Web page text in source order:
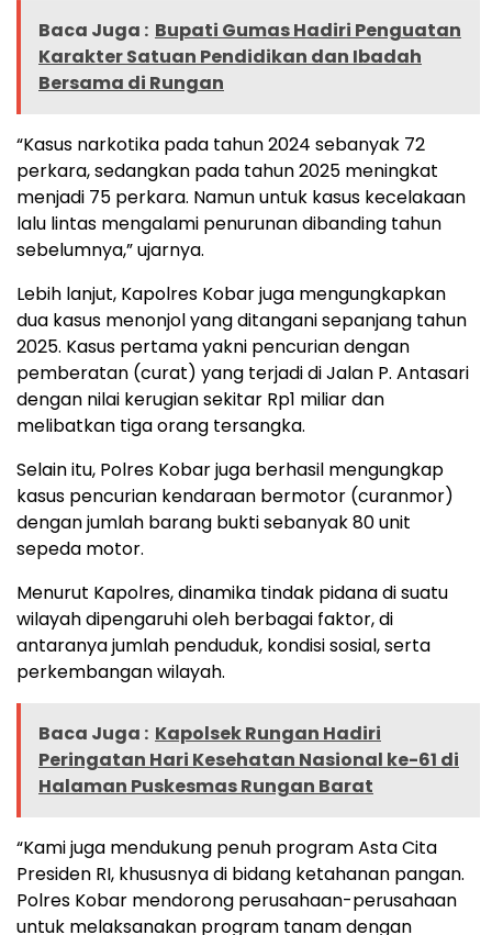
Baca Juga : Bupati Gumas Hadiri Penguatan
Karakter Satuan Pendidikan dan Ibadah
Bersama di Rungan
“Kasus narkotika pada tahun 2024 sebanyak 72
perkara, sedangkan pada tahun 2025 meningkat
menjadi 75 perkara. Namun untuk kasus kecelakaan
lalu lintas mengalami penurunan dibanding tahun
sebelumnya,” ujarnya.
Lebih lanjut, Kapolres Kobar juga mengungkapkan
dua kasus menonjol yang ditangani sepanjang tahun
2025. Kasus pertama yakni pencurian dengan
pemberatan (curat) yang terjadi di Jalan P. Antasari
dengan nilai kerugian sekitar Rp1 miliar dan
melibatkan tiga orang tersangka.
Selain itu, Polres Kobar juga berhasil mengungkap
kasus pencurian kendaraan bermotor (curanmor)
dengan jumlah barang bukti sebanyak 80 unit
sepeda motor.
Menurut Kapolres, dinamika tindak pidana di suatu
wilayah dipengaruhi oleh berbagai faktor, di
antaranya jumlah penduduk, kondisi sosial, serta
perkembangan wilayah.
Baca Juga : Kapolsek Rungan Hadiri
Peringatan Hari Kesehatan Nasional ke-61 di
Halaman Puskesmas Rungan Barat
“Kami juga mendukung penuh program Asta Cita
Presiden RI, khususnya di bidang ketahanan pangan.
Polres Kobar mendorong perusahaan-perusahaan
untuk melaksanakan program tanam dengan